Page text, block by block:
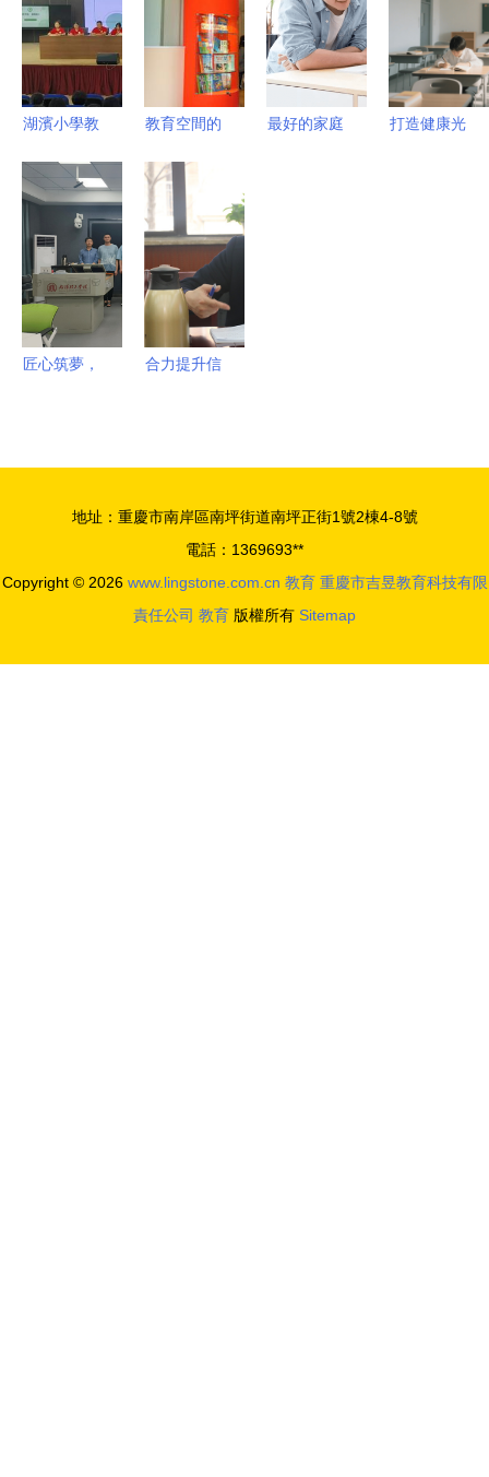
勢全解析
育的創新力
量
杯”工業產
品創新設計
與3D打印
技術盛宴
湖濱小學教
舉行學期結
束總結大會
教育空間的
潤格建筑工
程與樂寧教
育的協同實
踐
最好的家庭
打造健康光
匠心筑夢，
設計大賽
合力提升信
育技術中心
信息化運維
實踐與展望
地址：重慶市南岸區南坪街道南坪正街1號2棟4-8號
電話：1369693**
Copyright © 2026 www.lingstone.com.cn 教育 重慶市吉昱教育科技有限
責任公司 教育 版權所有 Sitemap